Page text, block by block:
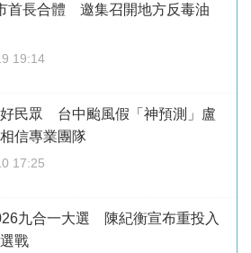
首長合體 邀集召開地方反毒油
19:14
民眾 台中颱風假「神預測」盧
信專業團隊
17:25
九合一大選 陳紀衡宣布重投入
戰